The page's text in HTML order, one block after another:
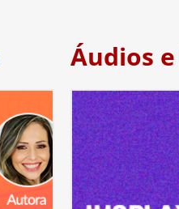
Áudios